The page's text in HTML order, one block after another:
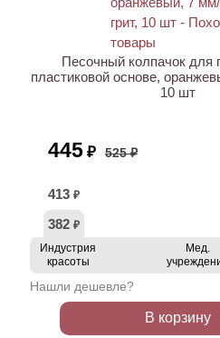
Песочный колпачок для
пластиковой основе,
10 шт
445 ₽ 525 ₽
413 ₽
382 ₽
Индустрия
красоты
Мед.
Нашли дешевле?
В корзину